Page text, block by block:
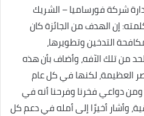
شركة فورساميا – الشريك
إن الهدف من الجائزة كان
التدخين وتطويرها،
من تلك الآفه، وأضاف بأن هذه
العظيمة، لكنها في كل عام
دواعي فخرنا وفرحنا أنه في
وأشار أخيرًا إلى أمله في دعم كل